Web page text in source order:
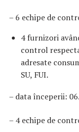
– 6 echipe de
4 furnizori
control
adresate
SU, FUI.
– data începerii:
– 4 echipe de